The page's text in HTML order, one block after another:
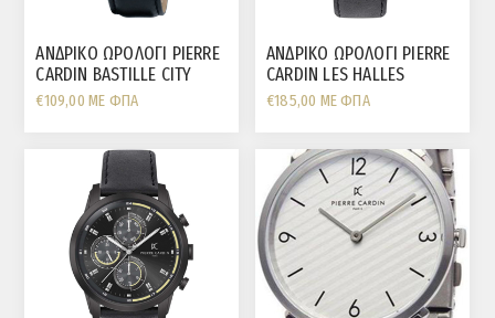
ΑΝΔΡΙΚΟ ΩΡΟΛΟΓΙ PIERRE
CARDIN BASTILLE CITY
€109,00 ΜΕ ΦΠΑ
ΑΝΔΡΙΚΟ ΩΡΟΛΟΓΙ PIERRE
CARDIN LES HALLES
COLOSSAL ΠΟΛΛΑΠΛΩΝ
ΕΝΔΕΙΞΕΩΝ
€185,00 ΜΕ ΦΠΑ